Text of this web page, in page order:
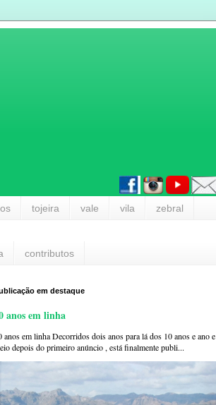
tojeira vale vila zebral
contributos
em destaque
anos em linha
anos em linha Decorridos dois anos para lá dos 10 anos e ano e
depois do primeiro anúncio , está finalmente publi...